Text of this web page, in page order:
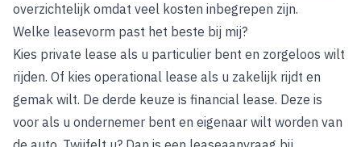
overzichtelijk omdat veel kosten inbegrepen zijn.
Welke leasevorm past het beste bij mij?
Kies private lease als u particulier bent en zorgeloos wilt
rijden. Of kies operational lease als u zakelijk rijdt en
gemak wilt. De derde keuze is financial lease. Deze is
voor als u ondernemer bent en eigenaar wilt worden van